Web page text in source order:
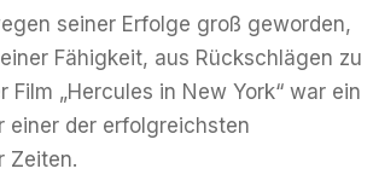
seiner Erfolge groß geworden,
Fähigkeit, aus Rückschlägen zu
Film „Hercules in New York“ war ein
einer der erfolgreichsten
Zeiten.